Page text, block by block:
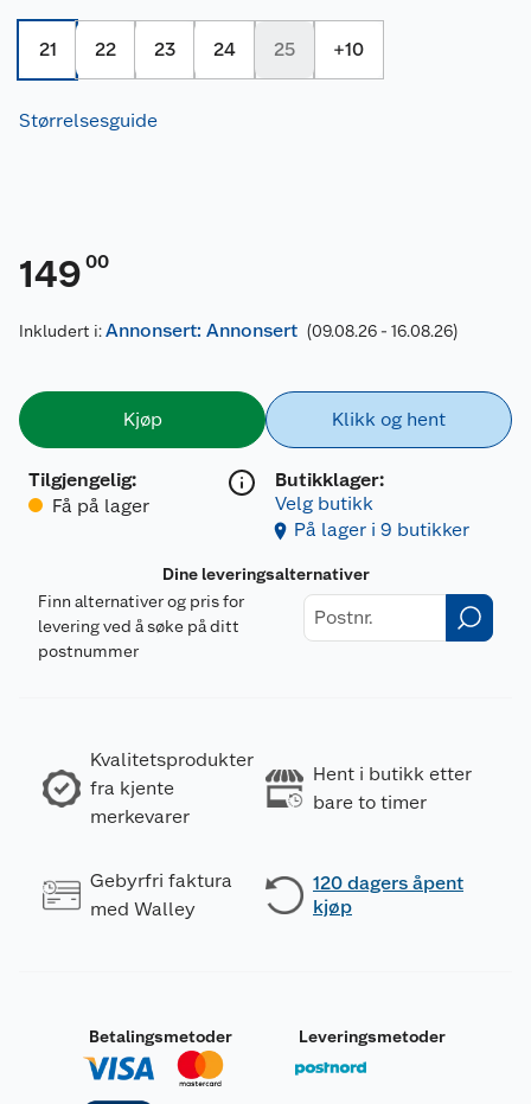
21 22 23 24 25 +10
Størrelsesguide
149 00
Inkludert i:Annonsert: Annonsert (09.08.26 - 16.08.26)
Kjøp
Tilgjengelig:
Få på lager
Klikk og hent
Butikklager:
Velg butikk
På lager i 9 butikker
Dine leveringsalternativer
Finn alternativer og pris for
levering ved å søke på ditt
postnummer
Kvalitetsprodukter
fra kjente
merkevarer
Hent i butikk etter
bare to timer
Gebyrfri faktura
med Walley
120 dagers åpent
kjøp
Betalingsmetoder Leveringsmetoder